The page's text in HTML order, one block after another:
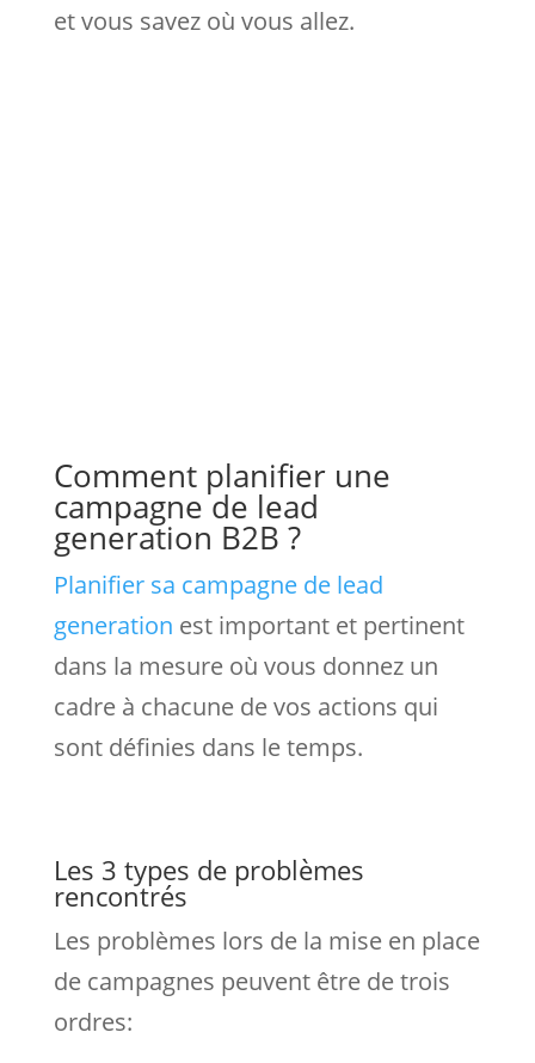
et vous savez où vous allez.
Comment planifier une
campagne de lead
generation B2B ?
Planifier sa campagne de lead
generation est important et pertinent
dans la mesure où vous donnez un
cadre à chacune de vos actions qui
sont définies dans le temps.
Les 3 types de problèmes
rencontrés
Les problèmes lors de la mise en place
de campagnes peuvent être de trois
ordres: